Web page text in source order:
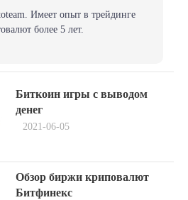
Имеет опыт в трейдинге
более 5 лет.
Биткоин игры с выводом
денег
2021-06-05
post:
Обзор биржи криповалют
Битфинекс